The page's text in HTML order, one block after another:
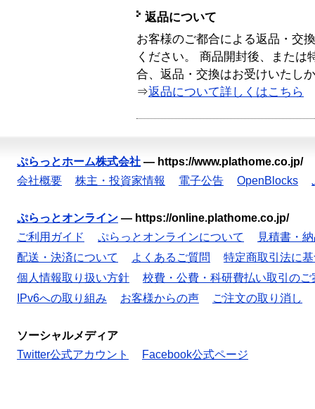
返品について
お客様のご都合による返品・交
ください。 商品開封後、または
合、返品・交換はお受けいたし
⇒返品について詳しくはこちら
ぷらっとホーム株式会社 — https://www.plathome.co.jp/
会社概要
株主・投資家情報 電子公告 OpenBlocks
ぷらっとオンライン — https://online.plathome.co.jp/
ご利用ガイド
ぷらっとオンラインについて
見積書・
配送・決済について
よくあるご質問
特定商取引法に
個人情報取り扱い方針
校費・公費・科研費払い取引のご
IPv6への取り組み
お客様からの声 ご注文の取り消し
ソーシャルメディア
Twitter公式アカウント
Facebook公式ページ